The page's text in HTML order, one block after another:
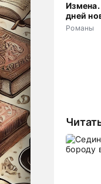
дней
жизни
Романы